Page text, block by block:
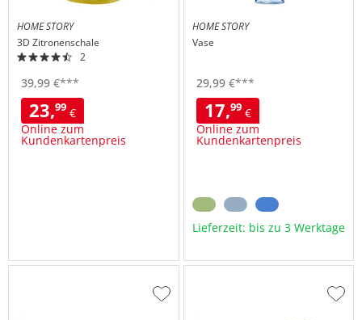
HOME STORY
3D Zitronenschale
2
39,99 €***
23,99 €
Online zum
Kundenkartenpreis
HOME STORY
Vase
29,99€***
17,99€
Online zum
Kundenkartenpreis
Lieferzeit: bis zu 3 Werktage
Zur
Zur